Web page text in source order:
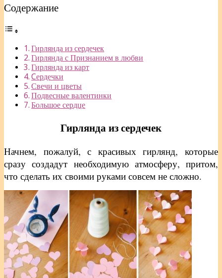
Содержание
Гирлянда из сердечек
Гирлянда с Признанием в любви
Гирлянда из карт
Cердечки
Свечи и цветы
Подвесные валентинки
Большое сердце
Гирлянда из сердечек
Начнем, пожалуй, с красивых гирлянд, которые
сразу создадут необходимую атмосферу, притом,
что сделать их своими руками совсем не сложно.